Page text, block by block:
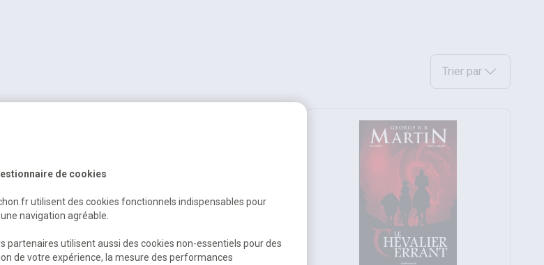
Trier par
de cookies
utilisent des cookies fonctionnels indispensables pour
navigation agréable.
partenaires utilisent aussi des cookies non-essentiels pour des
de votre expérience, la mesure des performances